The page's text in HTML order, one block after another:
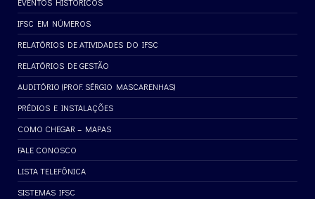
EVENTOS HISTÓRICOS
IFSC EM NÚMEROS
RELATÓRIOS DE ATIVIDADES DO IFSC
RELATÓRIOS DE GESTÃO
AUDITÓRIO (PROF. SÉRGIO MASCARENHAS)
PRÉDIOS E INSTALAÇÕES
COMO CHEGAR – MAPAS
FALE CONOSCO
LISTA TELEFÔNICA
SISTEMAS IFSC